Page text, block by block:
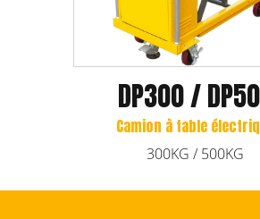
DP300 / DP500
Camion à table électrique
300KG / 500KG